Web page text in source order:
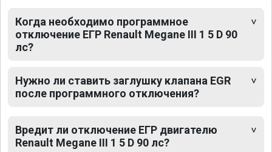
Когда необходимо программное
отключение ЕГР Renault Megane III 1 5 D 90
лс?
Нужно ли ставить заглушку клапана EGR
после программного отключения?
Вредит ли отключение ЕГР двигателю
Renault Megane III 1 5 D 90 лс?